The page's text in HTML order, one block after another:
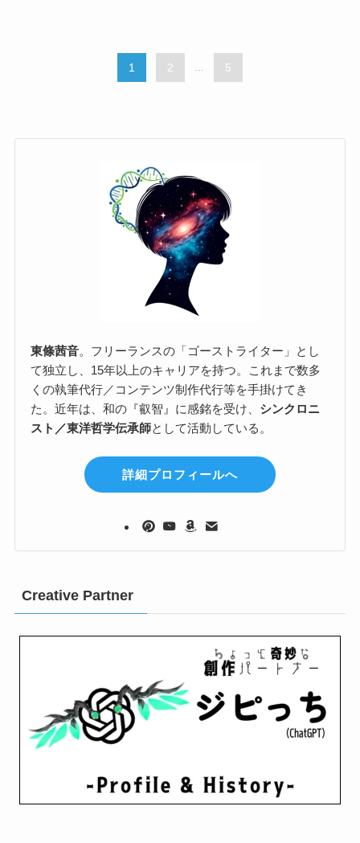
1 2 5
東條茜音。フリーランスの「ゴーストライター」とし
て独立し、15年以上のキャリアを持つ。これまで数多
くの執筆代行／コンテンツ制作代行等を手掛けてき
た。近年は、和の『叡智』に感銘を受け、 シンクロニ
スト／東洋哲学伝承師として活動している。
詳細プロフィールへ
Creative Partner